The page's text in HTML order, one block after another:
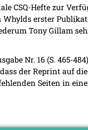
CSQ-Hefte zur
Whylds erster
Tony Gillam
Nr. 16 (S. 465-
der Reprint auf
Seiten in